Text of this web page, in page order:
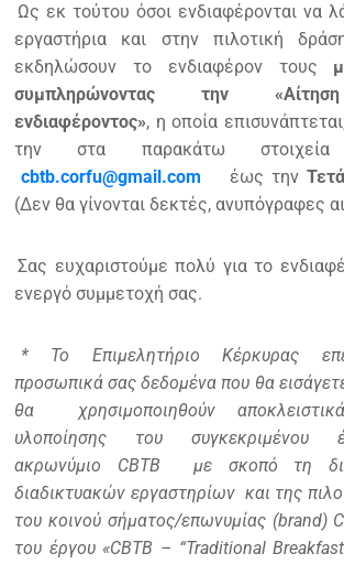
Ως εκ τούτου όσοι ενδιαφέρονται να
εργαστήρια και στην πιλοτική
εκδηλώσουν το ενδιαφέρον τους
συμπληρώνοντας την
ενδιαφέροντος», η οποία
την στα παρακάτω στοιχεία
cbtb.corfu@gmail.com
έως την
(Δεν θα γίνονται δεκτές, ανυπόγραφες
Σας ευχαριστούμε πολύ για το
ενεργό συμμετοχή σας.
* Το Επιμελητήριο Κέρκυρας
προσωπικά σας δεδομένα που θα
θα χρησιμοποιηθούν
υλοποίησης του
ακρωνύμιο CBTB με σκοπό τη
διαδικτυακών εργαστηρίων και της
του κοινού σήματος/επωνυμίας (brand)
του έργου «CBTB – “Traditional